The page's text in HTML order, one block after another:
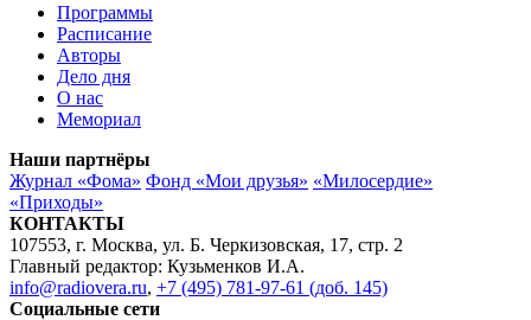
Программы
Расписание
Авторы
Дело дня
О нас
Мемориал
Наши партнёры
Журнал «Фома» Фонд «Мои друзья» «Милосердие»
«Приходы»
КОНТАКТЫ
107553, г. Москва, ул. Б. Черкизовская, 17, стр. 2
Главный редактор: Кузьменков И.А.
info@radiovera.ru, +7 (495) 781-97-61 (доб. 145)
Социальные сети